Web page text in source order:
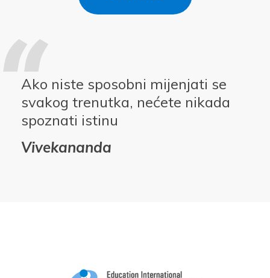
Ako niste sposobni mijenjati se
svakog trenutka, nećete nikada
spoznati istinu
Vivekananda